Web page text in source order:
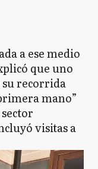
a ese medio
que uno
su recorrida
mano”
visitas a